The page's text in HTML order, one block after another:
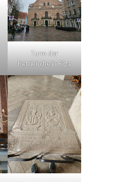
Turm der
Petrikirche in Riga